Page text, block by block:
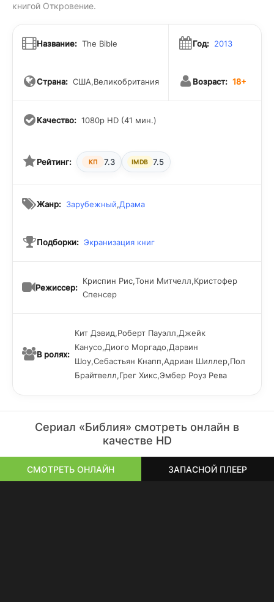
книгой Откровение.
Название: The Bible
Страна: США,Великобритания
Год: 2013
Возраст: 18+
Качество: 1080p HD (41 мин.)
Рейтинг: КП 7.3 IMDB 7.5
Жанр: Зарубежный,Драма
Подборки: Экранизация книг
Режиссер:
Криспин Рис,Тони Митчелл,Кристофер
Спенсер
В ролях:
Кит Дэвид,Роберт Пауэлл,Джейк
Канусо,Диого Моргадо,Дарвин
Шоу,Себастьян Кнапп,Адриан Шиллер,Пол
Брайтвелл,Грег Хикс,Эмбер Роуз Рева
Сериал «Библия» смотреть онлайн в
качестве HD
СМОТРЕТЬ ОНЛАЙН ЗАПАСНОЙ ПЛЕЕР